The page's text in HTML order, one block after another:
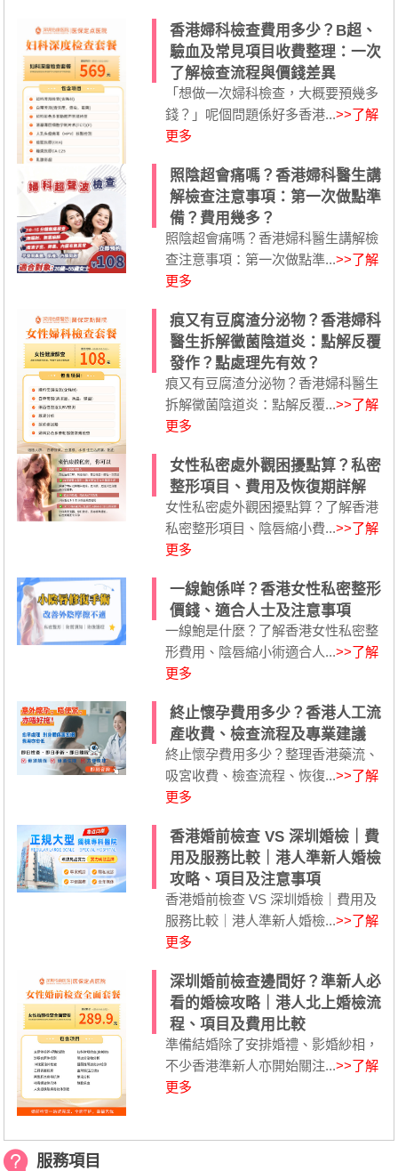
香港婦科檢查費用多少？B超、
驗血及常見項目收費整理：一次
了解檢查流程與價錢差異
「想做一次婦科檢查，大概要預幾多
錢？」呢個問題係好多香港...>>了解
更多
照陰超會痛嗎？香港婦科醫生講
解檢查注意事項：第一次做點準
備？費用幾多？
照陰超會痛嗎？香港婦科醫生講解檢
查注意事項：第一次做點準...>>了解
更多
痕又有豆腐渣分泌物？香港婦科
醫生拆解黴菌陰道炎：點解反覆
發作？點處理先有效？
痕又有豆腐渣分泌物？香港婦科醫生
拆解黴菌陰道炎：點解反覆...>>了解
更多
女性私密處外觀困擾點算？私密
整形項目、費用及恢復期詳解
女性私密處外觀困擾點算？了解香港
私密整形項目、陰唇縮小費...>>了解
更多
一線鮑係咩？香港女性私密整形
價錢、適合人士及注意事項
一線鮑是什麼？了解香港女性私密整
形費用、陰唇縮小術適合人...>>了解
更多
終止懷孕費用多少？香港人工流
產收費、檢查流程及專業建議
終止懷孕費用多少？整理香港藥流、
吸宮收費、檢查流程、恢復...>>了解
更多
香港婚前檢查 VS 深圳婚檢｜費
用及服務比較｜港人準新人婚檢
攻略、項目及注意事項
香港婚前檢查 VS 深圳婚檢｜費用及
服務比較｜港人準新人婚檢...>>了解
更多
深圳婚前檢查邊間好？準新人必
看的婚檢攻略｜港人北上婚檢流
程、項目及費用比較
準備結婚除了安排婚禮、影婚紗相，
不少香港準新人亦開始關注...>>了解
更多
服務項目